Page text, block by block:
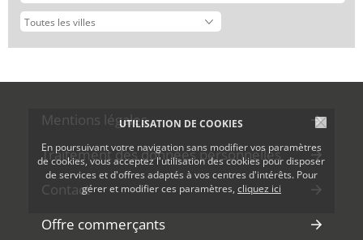
UTILISATION DE COOKIES
En poursuivant votre navigation sans modifier vos paramètres
de cookies, vous acceptez l'utilisation des cookies pour disposer
de services et d'offres adaptés à vos centres d'intérêts. Pour
gérer et modifier ces paramètres, cliquez ici
Mentions légales
Traitement des données personnelles
Contact
Offre commerçants